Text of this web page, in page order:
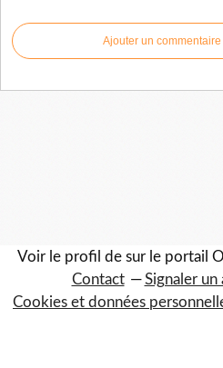
Ajouter un commentaire
Voir le profil de sur le portail
Contact
Signaler un
Cookies et données